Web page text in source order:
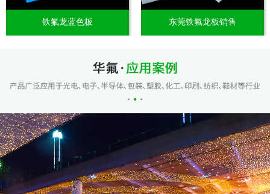
铁氟龙蓝色板 东莞铁氟龙板销售